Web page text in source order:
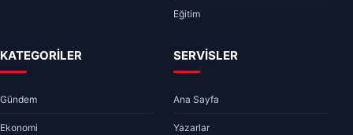
Eğitim
KATEGORİLER
Gündem
Ekonomi
SERVİSLER
Ana Sayfa
Yazarlar